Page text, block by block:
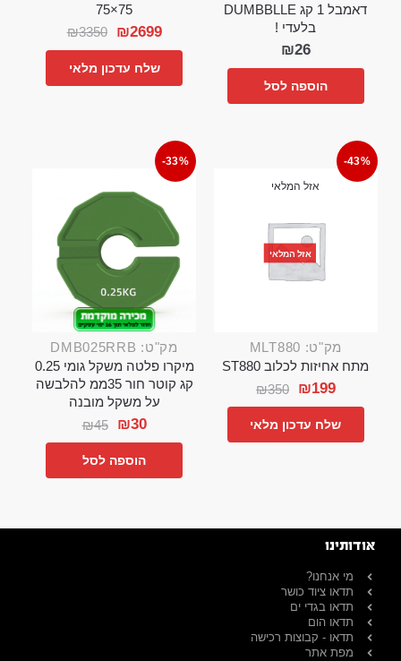
דאמבל 1 קג DUMBBLLE
בלעדי !
₪26
הוספה לסל
75×75
₪3350 ₪2699
שלח עדכון מלאי
-43%
אזל המלאי
אזל המלאי
מק"ט: MLT880
מתח אחיזות לכלוב ST880
₪350 ₪199
שלח עדכון מלאי
-33%
מק"ט: DMB025RRB
מיקרו פלטה משקל גומי 0.25
קג קוטר חור 35ממ להלבשה
על משקל מובנה
₪45 ₪30
הוספה לסל
אודותינו
מי אנחנו?
תדאו ציוד כושר
תדאו בגדי ים
תדאו הום
תדאו - קבוצות רכישה
מפת אתר